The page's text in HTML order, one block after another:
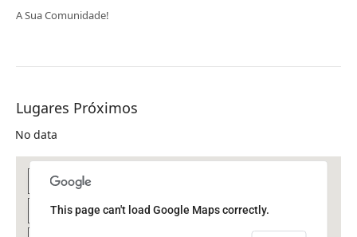
A Sua Comunidade!
Lugares Próximos
No data
This page can't load Google Maps correctly.